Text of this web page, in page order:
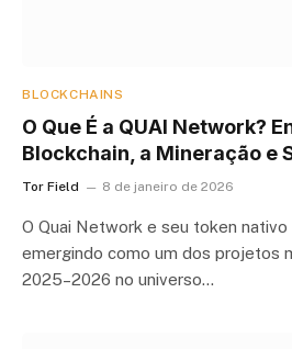
BLOCKCHAINS
O Que É a QUAI Network?
Blockchain, a Mineração e
Tor Field 8 de janeiro de 2026
O Quai Network e seu token
emergindo como um dos projetos
2025–2026 no universo…